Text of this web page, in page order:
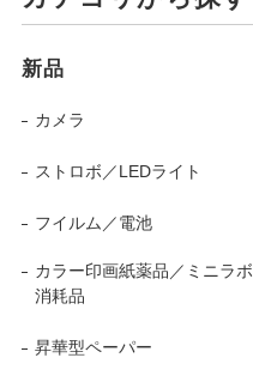
新品
カメラ
ストロボ／LEDライト
フイルム／電池
カラー印画紙薬品／ミニラボ
消耗品
昇華型ペーパー